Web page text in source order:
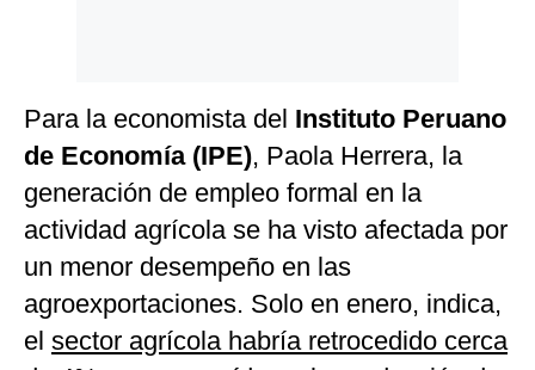
Para la economista del Instituto Peruano
de Economía (IPE), Paola Herrera, la
generación de empleo formal en la
actividad agrícola se ha visto afectada por
un menor desempeño en las
agroexportaciones. Solo en enero, indica,
el sector agrícola habría retrocedido cerca